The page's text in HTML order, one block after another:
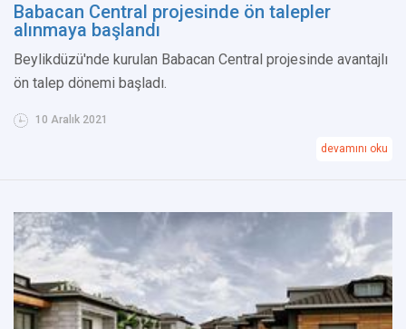
Babacan Central projesinde ön talepler
alınmaya başlandı
Beylikdüzü'nde kurulan Babacan Central projesinde avantajlı
ön talep dönemi başladı.
10 Aralık 2021
devamını oku